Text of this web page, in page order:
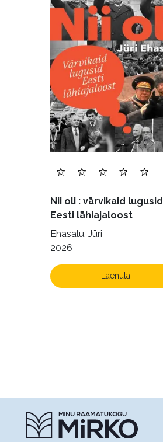
Nii oli : värvikaid lugusid
Eesti lähiajaloost
Ehasalu, Jüri
2026
Laenuta